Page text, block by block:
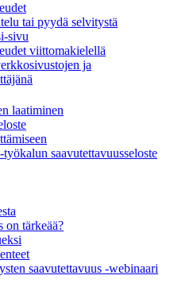
tai pyydä selvitystä
sivu
viittomakielellä
ja
laatiminen
työkalun saavutettavuusseloste
on tärkeää?
saavutettavuus -webinaari